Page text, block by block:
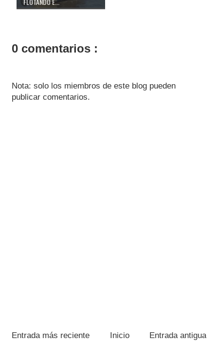
0 comentarios :
Nota: solo los miembros de este blog pueden
publicar comentarios.
Entrada más reciente Entrada antigua
Inicio